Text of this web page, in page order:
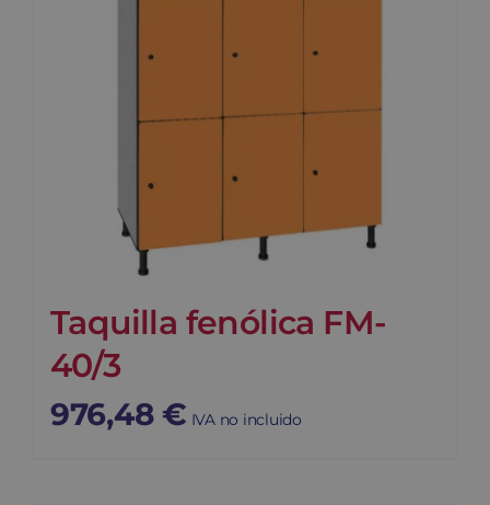
Taquilla fenólica FM-
40/3
976,48 € IVA no incluido